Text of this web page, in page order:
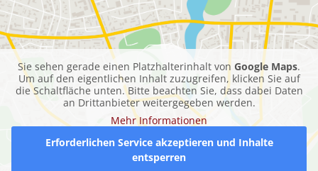
Sie sehen gerade einen Platzhalterinhalt von Google Maps.
Um auf den eigentlichen Inhalt zuzugreifen, klicken Sie auf
die Schaltfläche unten. Bitte beachten Sie, dass dabei Daten
an Drittanbieter weitergegeben werden.
Mehr Informationen
Erforderlichen Service akzeptieren und Inhalte
entsperren